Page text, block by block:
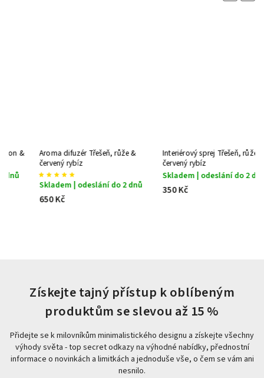
Aroma difuzér Třešeň, růže &
červený rybíz
Skladem | odeslání do 2 dnů
Interiérový sprej Třešeň, růže &
červený rybíz
Skladem | odeslání do 2 dnů
350 Kč
Získejte tajný přístup k oblíbeným
produktům se slevou až 15 %
Přidejte se k milovníkům minimalistického designu a získejte všechny
výhody světa - top secret odkazy na výhodné nabídky, přednostní
informace o novinkách a limitkách a jednoduše vše, o čem se vám ani
nesnilo.